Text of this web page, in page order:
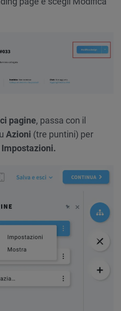
pagine, passa con il
Azioni (tre puntini) per
Impostazioni.